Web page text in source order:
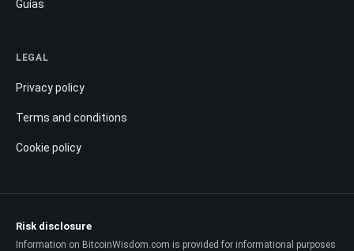
Guías
LEGAL
Privacy policy
Terms and conditions
Cookie policy
Risk disclosure
Information on BitcoinWisdom.com is provided for informational purposes